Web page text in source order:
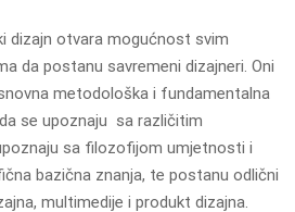
dizajn otvara mogućnost svim
da postanu savremeni dizajneri. Oni
metodološka i fundamentalna
se upoznaju sa različitim
sa filozofijom umjetnosti i
bazična znanja, te postanu odlični
multimedije i produkt dizajna.